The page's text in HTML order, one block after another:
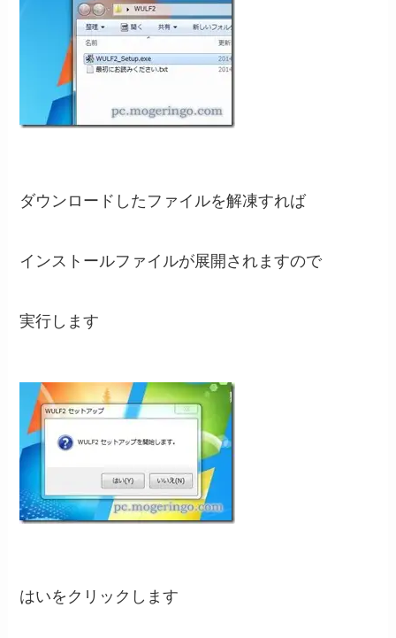
ダウンロードしたファイルを解凍すれば
インストールファイルが展開されますので
実行します
はいをクリックします